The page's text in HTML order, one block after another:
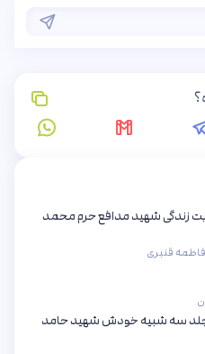
زندگی شهید مدافع حرم محمد
قنبری
سه شبیه خودش شهید حامد